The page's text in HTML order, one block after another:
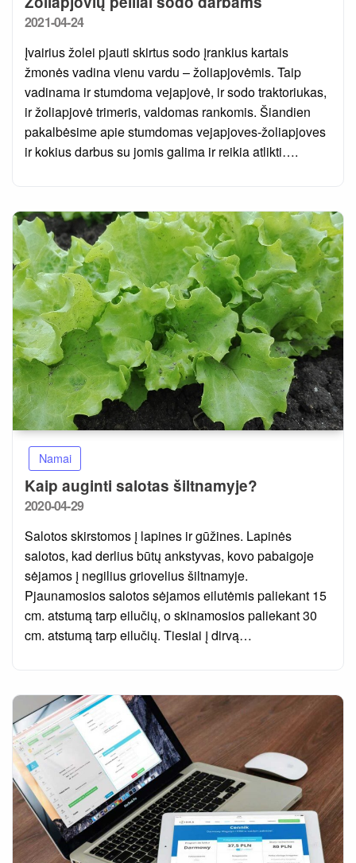
Posted
2021-04-24
Įvairius žolei pjauti skirtus sodo įrankius kartais
žmonės vadina vienu vardu – žoliapjovėmis. Taip
vadinama ir stumdoma vejapjovė, ir sodo traktoriukas,
ir žoliapjovė trimeris, valdomas rankomis. Šiandien
pakalbėsime apie stumdomas vejapjoves-žoliapjoves
ir kokius darbus su jomis galima ir reikia atlikti….
Namai
Kaip auginti salotas šiltnamyje?
Posted
2020-04-29
Salotos skirstomos į lapines ir gūžines. Lapinės
salotos, kad derlius būtų ankstyvas, kovo pabaigoje
sėjamos į negilius griovelius šiltnamyje.
Pjaunamosios salotos sėjamos eilutėmis paliekant 15
cm. atstumą tarp eilučių, o skinamosios paliekant 30
cm. atstumą tarp eilučių. Tiesiai į dirvą…